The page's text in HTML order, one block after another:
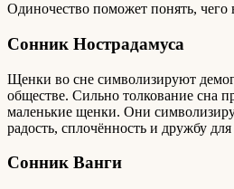
Одиночество поможет понять, чего
Сонник Нострадамуса
Щенки во сне символизируют
обществе. Сильно толкование сна
маленькие щенки. Они
радость, сплочённость и дружбу для
Сонник Ванги